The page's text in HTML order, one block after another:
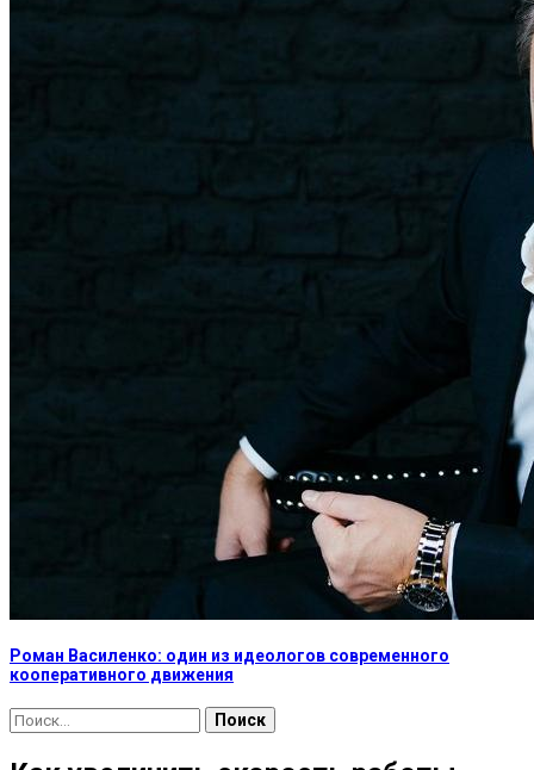
Роман Василенко: один из идеологов современного
кооперативного движения
Найти: